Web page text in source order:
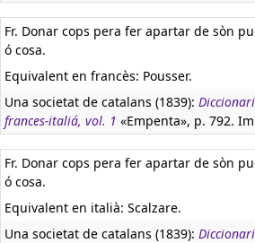
Fr. Donar cops pera fer apartar de sòn
ó cosa.
Equivalent en francès: Pousser.
Una societat de catalans (1839):
frances-italiá, vol. 1 «Empenta», p. 792.
Fr. Donar cops pera fer apartar de sòn
ó cosa.
Equivalent en italià: Scalzare.
Una societat de catalans (1839):